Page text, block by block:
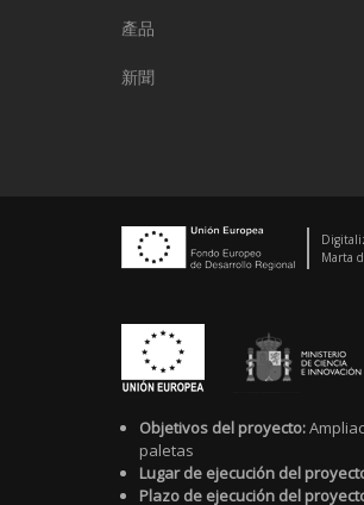
產品
新聞
Marta
Objetivos del proyecto:
paletas
Lugar de ejecución del
Plazo de ejecución del